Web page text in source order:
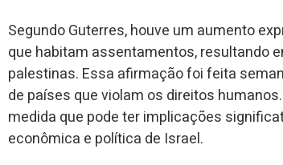
Segundo Guterres, houve um aumento
que habitam assentamentos, resultando
palestinas. Essa afirmação foi feita
de países que violam os direitos
medida que pode ter implicações
econômica e política de Israel.